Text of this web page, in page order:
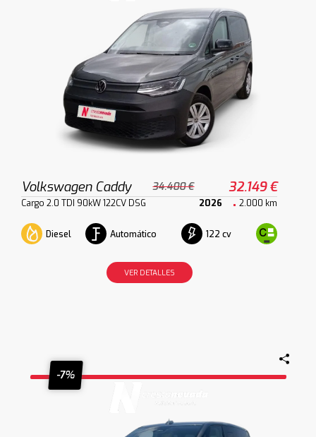
Volkswagen Caddy 34.400 € 32.149 €
Cargo 2.0 TDI 90kW 122CV DSG 2026 2.000 km
Diesel Automático 122 cv
VER DETALLES
-7%